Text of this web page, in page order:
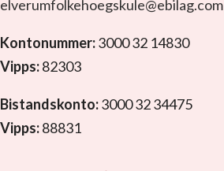
elverumfolkehoegskule@ebilag.com
Kontonummer:3000 32 14830
Vipps:82303
Bistandskonto:3000 32 34475
Vipps:88831